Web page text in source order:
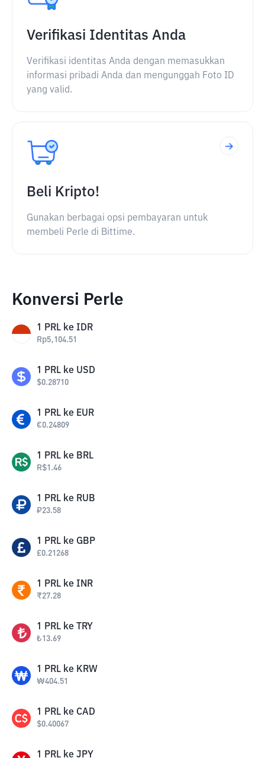
Verifikasi Identitas Anda
Verifikasi identitas Anda dengan memasukkan
informasi pribadi Anda dan mengunggah Foto ID
yang valid.
Beli Kripto!
Gunakan berbagai opsi pembayaran untuk
membeli Perle di Bittime.
Konversi Perle
1 PRL ke IDR
Rp5,104.51
1 PRL ke USD
$0.28710
1 PRL ke EUR
€0.24809
1 PRL ke BRL
R$1.46
1 PRL ke RUB
₽23.58
1 PRL ke GBP
£0.21268
1 PRL ke INR
₹27.28
1 PRL ke TRY
₺13.69
1 PRL ke KRW
₩404.51
1 PRL ke CAD
$0.40067
1 PRL ke JPY